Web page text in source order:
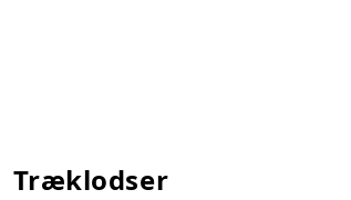
Træklodser